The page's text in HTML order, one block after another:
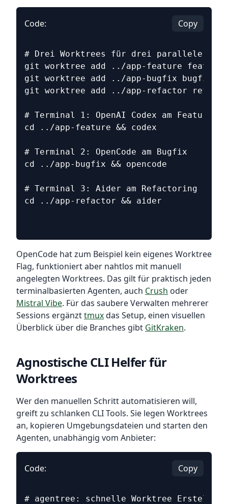
Code: Copy
# Drei Worktrees für drei parallele
git worktree add ../app-feature feature-
git worktree add ../app-bugfix bugfix-
git worktree add ../app-refactor
# Terminal 1: OpenAI Codex am Feature
cd ../app-feature && codex
# Terminal 2: OpenCode am Bugfix
cd ../app-bugfix && opencode
# Terminal 3: Aider am Refactoring
cd ../app-refactor && aider
OpenCode hat zum Beispiel kein eigenes Worktree
Flag, funktioniert aber nahtlos mit manuell
angelegten Worktrees. Das gilt für praktisch jeden
terminalbasierten Agenten, auch Crush oder
Mistral Vibe. Für das saubere Verwalten mehrerer
Sessions ergänzttmuxdas Setup, einen visuellen
Überblick über die Branches gibt GitKraken.
Agnostische CLI Helfer für
Worktrees
Wer den manuellen Schritt automatisieren will,
greift zu schlanken CLI Tools. Sie legen Worktrees
an, kopieren Umgebungsdateien und starten den
Agenten, unabhängig vom Anbieter:
Code: Copy
# agentree: schnelle Worktree Erstellung